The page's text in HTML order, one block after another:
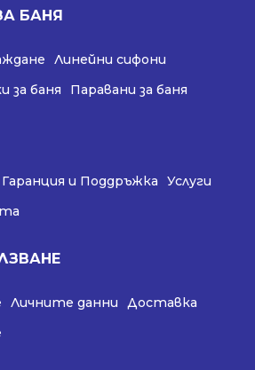
БАНЯ
Линейни сифони
за баня Паравани за баня
Гаранция и Поддръжка
Услуги
Личните данни
Доставка